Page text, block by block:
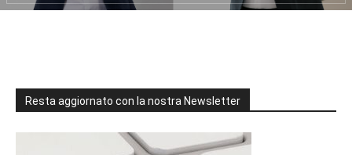
Resta aggiornato con la nostra Newsletter